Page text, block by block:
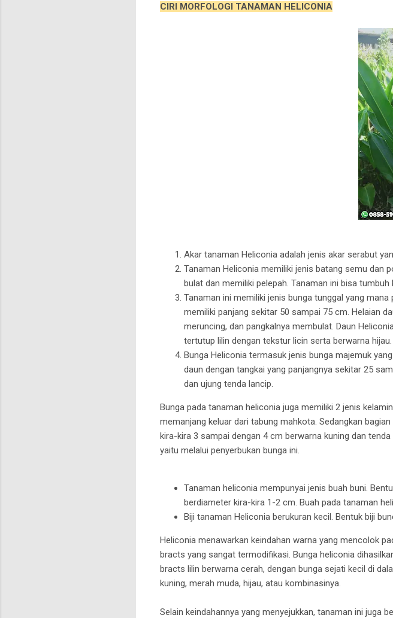
CIRI MORFOLOGI TANAMAN HELICONIA
Akar tanaman Heliconia adalah jenis akar serabut
Tanaman Heliconia memiliki jenis batang semu dan
bulat dan memiliki pelepah. Tanaman ini bisa
Tanaman ini memiliki jenis bunga tunggal yang
memiliki panjang sekitar 50 sampai 75 cm. Helaian
meruncing, dan pangkalnya membulat. Daun
tertutup lilin dengan tekstur licin serta berwarna hijau.
Bunga Heliconia termasuk jenis bunga majemuk
daun dengan tangkai yang panjangnya sekitar 25
dan ujung tenda lancip.
Bunga pada tanaman heliconia juga memiliki 2 jenis
memanjang keluar dari tabung mahkota. Sedangkan
kira-kira 3 sampai dengan 4 cm berwarna kuning dan
yaitu melalui penyerbukan bunga ini.
Tanaman heliconia mempunyai jenis buah buni.
berdiameter kira-kira 1-2 cm. Buah pada tanaman
Biji tanaman Heliconia berukuran kecil. Bentuk biji
Heliconia menawarkan keindahan warna yang mencolok
bracts yang sangat termodifikasi. Bunga heliconia
bracts lilin berwarna cerah, dengan bunga sejati kecil di
kuning, merah muda, hijau, atau kombinasinya.
Selain keindahannya yang menyejukkan, tanaman ini juga